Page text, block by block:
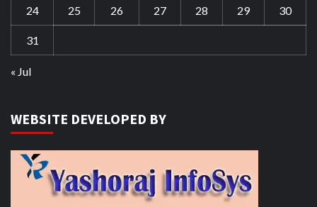
24 25 26 27 28 29 30
31
« Jul
WEBSITE DEVELOPED BY